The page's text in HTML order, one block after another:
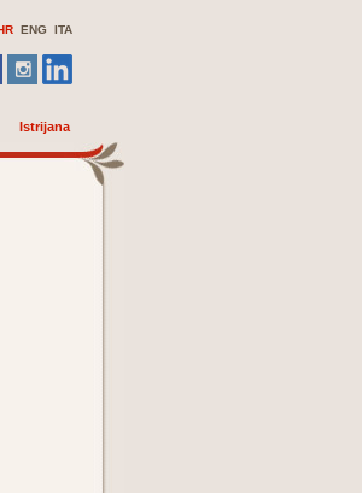
ENG ITA
Istrijana